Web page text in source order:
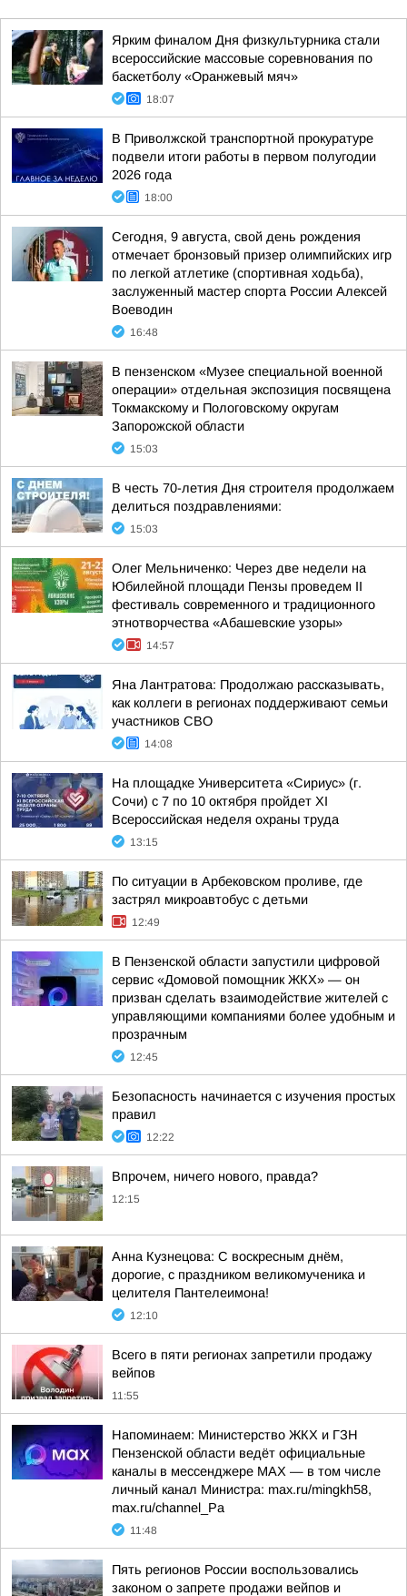
Ярким финалом Дня физкультурника стали
всероссийские массовые соревнования по
баскетболу «Оранжевый мяч»
18:07
В Приволжской транспортной прокуратуре
подвели итоги работы в первом полугодии
2026 года
18:00
Сегодня, 9 августа, свой день рождения
отмечает бронзовый призер олимпийских игр
по легкой атлетике (спортивная ходьба),
заслуженный мастер спорта России Алексей
Воеводин
16:48
В пензенском «Музее специальной военной
операции» отдельная экспозиция посвящена
Токмакскому и Пологовскому округам
Запорожской области
15:03
В честь 70-летия Дня строителя продолжаем
делиться поздравлениями:
15:03
Олег Мельниченко: Через две недели на
Юбилейной площади Пензы проведем II
фестиваль современного и традиционного
этнотворчества «Абашевские узоры»
14:57
Яна Лантратова: Продолжаю рассказывать,
как коллеги в регионах поддерживают семьи
участников СВО
14:08
На площадке Университета «Сириус» (г.
Сочи) с 7 по 10 октября пройдет XI
Всероссийская неделя охраны труда
13:15
По ситуации в Арбековском проливе, где
застрял микроавтобус с детьми
12:49
В Пензенской области запустили цифровой
сервис «Домовой помощник ЖКХ» — он
призван сделать взаимодействие жителей с
управляющими компаниями более удобным и
прозрачным
12:45
Безопасность начинается с изучения простых
правил
12:22
Впрочем, ничего нового, правда?
12:15
Анна Кузнецова: С воскресным днём,
дорогие, с праздником великомученика и
целителя Пантелеимона!
12:10
Всего в пяти регионах запретили продажу
вейпов
11:55
Напоминаем: Министерство ЖКХ и ГЗН
Пензенской области ведёт официальные
каналы в мессенджере МАХ — в том числе
личный канал Министра: max.ru/mingkh58,
max.ru/channel_Pa
11:48
Пять регионов России воспользовались
законом о запрете продажи вейпов и